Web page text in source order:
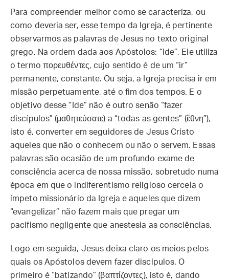
Para compreender melhor como se caracteriza, ou
como deveria ser, esse tempo da Igreja, é pertinente
observarmos as palavras de Jesus no texto original
grego. Na ordem dada aos Apóstolos: “Ide”, Ele utiliza
o termo πορευθέντες, cujo sentido é de um “ir”
permanente, constante. Ou seja, a Igreja precisa ir em
missão perpetuamente, até o fim dos tempos. E o
objetivo desse “Ide” não é outro senão “fazer
discípulos” (μαθητεύσατε) a “todas as gentes” (ἔθνη”),
isto é, converter em seguidores de Jesus Cristo
aqueles que não o conhecem ou não o servem. Essas
palavras são ocasião de um profundo exame de
consciência acerca de nossa missão, sobretudo numa
época em que o indiferentismo religioso cerceia o
ímpeto missionário da Igreja e aqueles que dizem
“evangelizar” não fazem mais que pregar um
pacifismo negligente que anestesia as consciências.
Logo em seguida, Jesus deixa claro os meios pelos
quais os Apóstolos devem fazer discípulos. O
primeiro é “batizando” (βαπτίζοντες), isto é, dando